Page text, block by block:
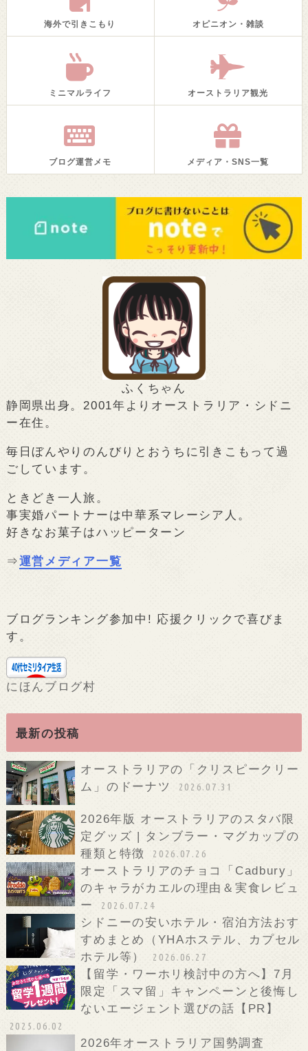
海外で引きこもり オピニオン・雑談
ミニマルライフ オーストラリア観光
ブログ運営メモ メディア・SNS一覧
ふくちゃん
静岡県出身。2001年よりオーストラリア・シドニ
ー在住。
毎日ぼんやりのんびりとおうちに引きこもって過
ごしています。
ときどき一人旅。
事実婚パートナーは中華系マレーシア人。
好きなお菓子はハッピーターン
⇒運営メディア一覧
ブログランキング参加中! 応援クリックで喜びま
す。
にほんブログ村
最新の投稿
オーストラリアの「クリスピークリー
ム」のドーナツ
2026.07.31
2026年版 オーストラリアのスタバ限
定グッズ | タンブラー・マグカップの
種類と特徴
2026.07.26
オーストラリアのチョコ「Cadbury」
のキャラがカエルの理由＆実食レビュ
ー
2026.07.24
シドニーの安いホテル・宿泊方法おす
すめまとめ（YHAホステル、カプセル
ホテル等）
2026.06.27
【留学・ワーホリ検討中の方へ】7月
限定「スマ留」キャンペーンと後悔し
ないエージェント選びの話【PR】
2025.06.02
2026年オーストラリア国勢調査